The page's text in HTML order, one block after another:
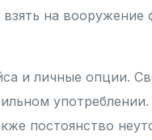
на вооружение
и личные опции.
постоянство